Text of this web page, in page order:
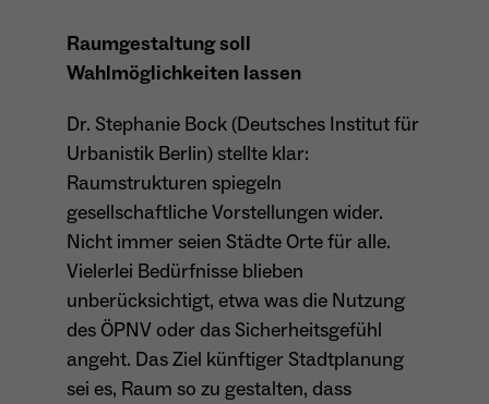
Name _ga
Anbieter Google Analytics
Laufzeit 1 Jahr
Zweck Unterscheidung der Webseitenbesucher.
Name _ga_TNS3S6RE8W
Anbieter Google LLC
Raumgestaltung soll
Wahlmöglichkeiten lassen
Dr. Stephanie Bock (Deutsches Institut für
Urbanistik Berlin) stellte klar:
Raumstrukturen spiegeln
gesellschaftliche Vorstellungen wider.
Nicht immer seien Städte Orte für alle.
Vielerlei Bedürfnisse blieben
unberücksichtigt, etwa was die Nutzung
des ÖPNV oder das Sicherheitsgefühl
angeht. Das Ziel künftiger Stadtplanung
sei es, Raum so zu gestalten, dass